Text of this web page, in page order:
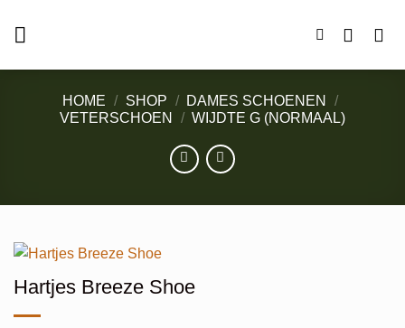
naar
HOME / SHOP / DAMES SCHOENEN
/
VETERSCHOEN
/ WIJDTE G (NORMAAL)
Hartjes Breeze Shoe